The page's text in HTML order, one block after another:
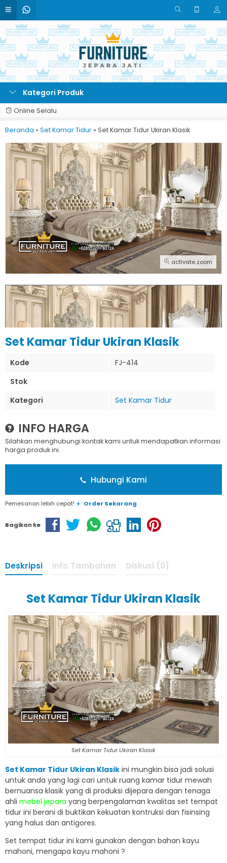
Kategori Produk
Online Selalu
Beranda » Set Kamar Tidur » Set Kamar Tidur Ukiran Klasik
activate zoom
Set Kamar Tidur Ukiran Klasik
Kode
FJ-414
Stok
Kategori
Set Kamar Tidur
INFO HARGA
Silahkan menghubungi kontak kami untuk mendapatkan informasi
harga produk ini.
Hubungi Kami
Pemesanan lebih cepat! Order Sekarang
Bagikan ke
Deskripsi Info Tambahan Diskusi (0)
Set Kamar Tidur Ukiran Klasik
Set Kamar Tidur Ukiran Klasik
Set Kamar Tidur Ukiran Klasik ini mungkin bisa jadi solusi
untuk anda yang lagi cari untuk ruang kamar tidur mewah
bernuansa klasik yang di produksi dijepara dengan tenaga
ahli mebel jepara yang berpengalaman kwalitas set tempat
tidur ini berani di buktikan kekuatan kontruksi dan fisinsing
yang halus dan antigores.
Set tempat tidur ini kami gunakan dengan bahan kayu
mahoni, mengapa kayu mahoni ?